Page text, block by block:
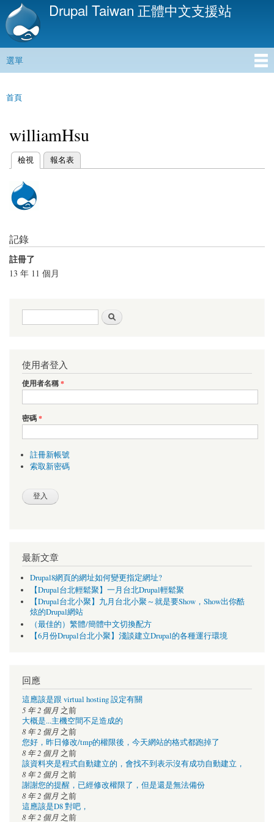
移
內
Drupal Taiwan 正體中文支援站
主選單
選單
您在這裡
首頁
williamHsu
主要索引標籤
檢視
(作用中頁籤) 報名表
記錄
註冊了
13 年 11 個月
搜尋表單
使用者登入
使用者名稱*
密碼*
註冊新帳號
索取新密碼
最新文章
Drupal8網頁的網址如何變更指定網址?
【Drupal台北輕鬆聚】一月台北Drupal輕鬆聚
【Drupal台北小聚】九月台北小聚～就是要Show，Show出你酷
炫的Drupal網站
（最佳的）繁體/簡體中文切換配方
【6月份Drupal台北小聚】淺談建立Drupal的各種運行環境
回應
這應該是跟 virtual hosting 設定有關
5 年 2 個月 之前
大概是...主機空間不足造成的
8 年 2 個月 之前
您好，昨日修改/tmp的權限後，今天網站的格式都跑掉了
8 年 2 個月 之前
該資料夾是程式自動建立的，會找不到表示沒有成功自動建立，
8 年 2 個月 之前
謝謝您的提醒，已經修改權限了，但是還是無法備份
8 年 2 個月 之前
這應該是D8 對吧，
8 年 2 個月 之前